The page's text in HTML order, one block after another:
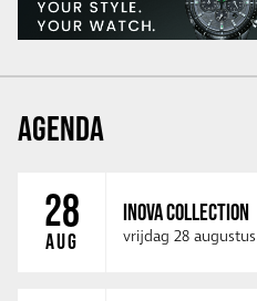
AGENDA
28
AUG
INOVA COLLECTION
vrijdag 28 augustus